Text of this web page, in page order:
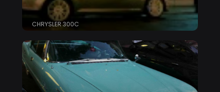
CHRYSLER 300C